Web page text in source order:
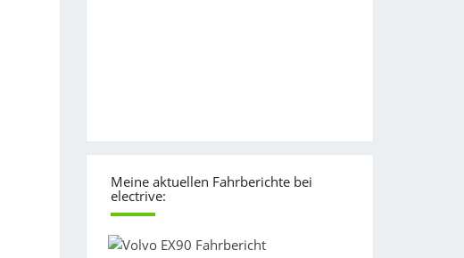
Meine aktuellen Fahrberichte bei
electrive: